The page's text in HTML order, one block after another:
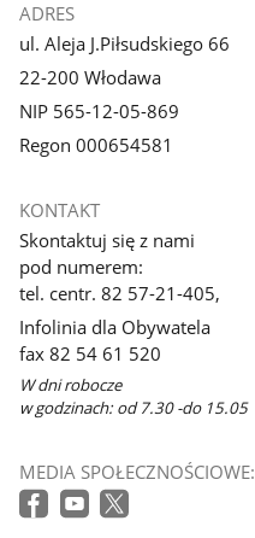
ADRES
ul. Aleja J.Piłsudskiego 66
22-200 Włodawa
NIP 565-12-05-869
Regon 000654581
KONTAKT
Skontaktuj się z nami
pod numerem:
tel. centr. 82 57-21-405,
Infolinia dla Obywatela
fax 82 54 61 520
W dni robocze
w godzinach: od 7.30 -do 15.05
MEDIA SPOŁECZNOŚCIOWE: